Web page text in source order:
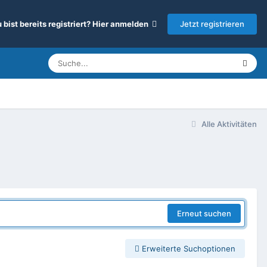
bist bereits registriert? Hier anmelden Jetzt registrieren
Alle Aktivitäten
Erneut suchen
Erweiterte Suchoptionen